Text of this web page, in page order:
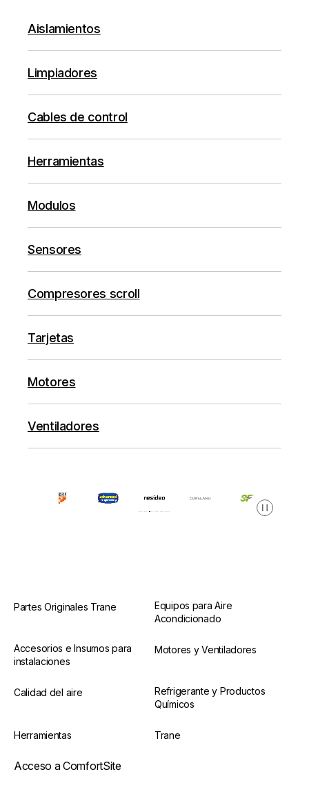
Aislamientos
Limpiadores
Cables de control
Herramientas
Modulos
Sensores
Compresores scroll
Tarjetas
Motores
Ventiladores
Pausa
Partes Originales Trane
Equipos para Aire
Acondicionado
Accesorios e Insumos para
instalaciones
Motores y Ventiladores
Calidad del aire
Refrigerante y Productos
Químicos
Herramientas Trane
Acceso a ComfortSite